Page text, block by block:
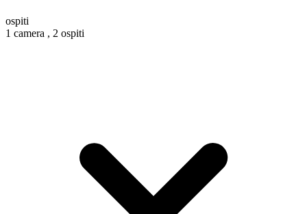
ospiti
1 camera , 2 ospiti